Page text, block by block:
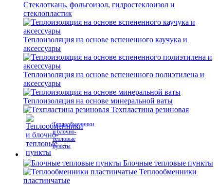
Стеклоткань, фольгоизол, гидростеклоизол и
стеклопластик
Теплоизоляция на основе вспененного каучука и
аксессуары
Теплоизоляция на основе вспененного полиэтилена и
аксессуары
Теплоизоляция на основе минеральной ваты
Техпластина резиновая
Теплообменники
и блочно-
тепловые
пункты
Блочные тепловые пункты
Теплообменники
пластинчатые